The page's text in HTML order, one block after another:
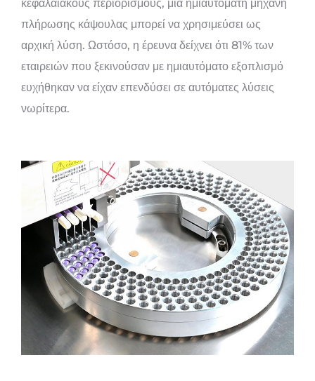
κεφαλαιακούς περιορισμούς, μια ημιαυτόματη μηχανή
πλήρωσης κάψουλας μπορεί να χρησιμεύσει ως
αρχική λύση. Ωστόσο, η έρευνα δείχνει ότι 81% των
εταιρειών που ξεκινούσαν με ημιαυτόματο εξοπλισμό
ευχήθηκαν να είχαν επενδύσει σε αυτόματες λύσεις
νωρίτερα.